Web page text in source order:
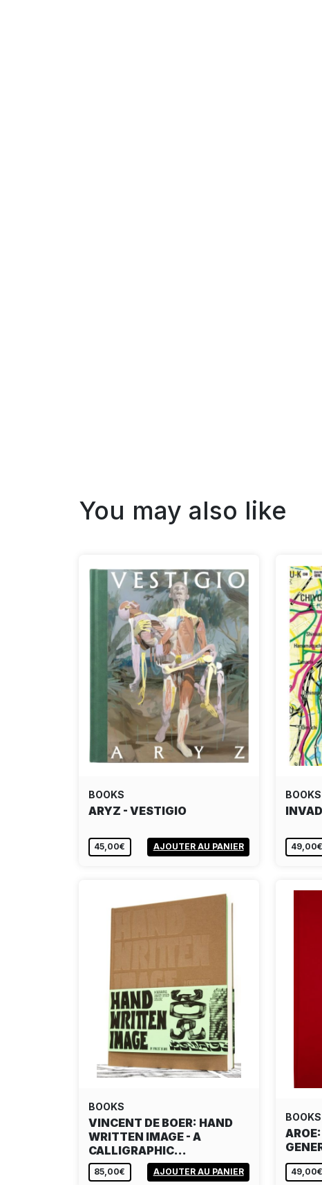
You may also like
BOOKS
ARYZ - VESTIGIO
45,00€ AJOUTER AU PANIER
BOOKS
49,00€
BOOKS
VINCENT DE BOER: HAND
WRITTEN IMAGE - A
CALLIGRAPHIC…
85,00€ AJOUTER AU PANIER
BOOKS
49,00€